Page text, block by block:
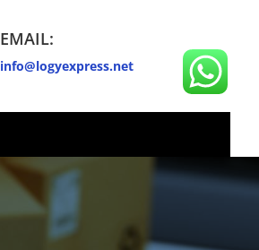
EMAIL:
info@logyexpress.net